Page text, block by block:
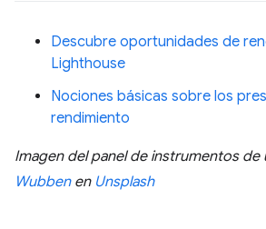
Descubre oportunidades de
Lighthouse
Nociones básicas sobre los
rendimiento
Imagen del panel de instrumentos de
Wubbenen Unsplash